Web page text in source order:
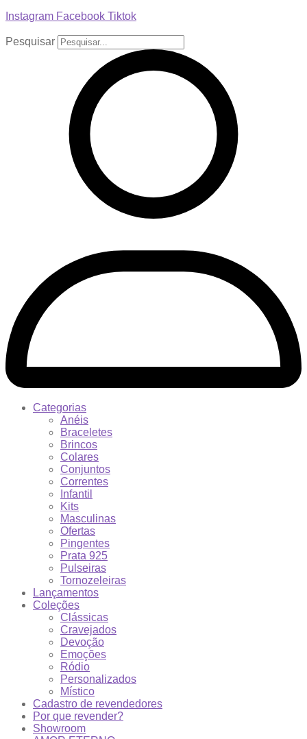
Instagram Facebook Tiktok
Pesquisar
Categorias
Anéis
Braceletes
Brincos
Colares
Conjuntos
Correntes
Infantil
Kits
Masculinas
Ofertas
Pingentes
Prata 925
Pulseiras
Tornozeleiras
Lançamentos
Coleções
Clássicas
Cravejados
Devoção
Emoções
Ródio
Personalizados
Místico
Cadastro de revendedores
Por que revender?
Showroom